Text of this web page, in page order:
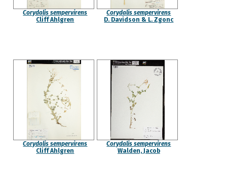
Corydalis sempervirens
Cliff Ahlgren
Corydalis sempervirens
D. Davidson & L. Zgonc
Corydalis sempervirens
Cliff Ahlgren
Corydalis sempervirens
Walden, Jacob